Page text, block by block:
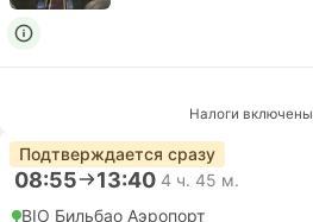
Налоги включены
Подтверждается сразу
08:55 13:40 4 ч. 45 м.
BIO Бильбао Аэропорт